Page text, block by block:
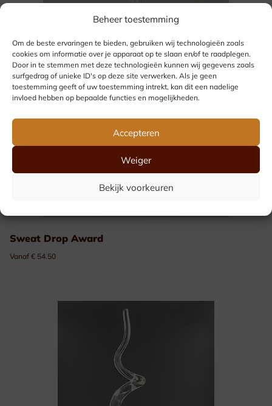
Beheer toestemming
Om de beste ervaringen te bieden, gebruiken wij technologieën zoals
cookies om informatie over je apparaat op te slaan en/of te raadplegen.
Door in te stemmen met deze technologieën kunnen wij gegevens zoals
surfgedrag of unieke ID's op deze site verwerken. Als je geen
toestemming geeft of uw toestemming intrekt, kan dit een nadelige
invloed hebben op bepaalde functies en mogelijkheden.
Accepteren
Weiger
Bekijk voorkeuren
Sweat Drop Award
Vanaf € 54.50